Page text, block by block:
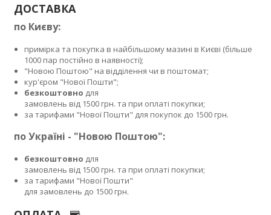
ДОСТАВКА
по Києву:
примірка та покупка в найбільшому мазині в Києві (більше
1000 пар постійно в наявності);
"Новою Поштою" на відділення чи в поштомат;
кур'єром "Нової Пошти";
безкоштовно для
замовлень від 1500 грн. та при оплаті покупки;
за тарифами "Нової Пошти" для покупок до 1500 грн.
по Україні - "Новою Поштою":
безкоштовно для
замовлень від 1500 грн. та при оплаті покупки;
за тарифами "Нової Пошти"
для замовлень до 1500 грн.